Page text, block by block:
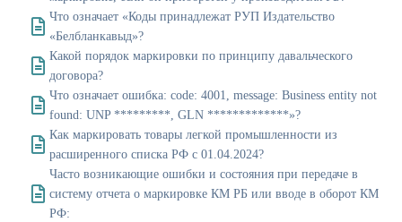
Что означает «Коды принадлежат РУП Издательство
«Белбланкавыд»?
Какой порядок маркировки по принципу давальческого
договора?
Что означает ошибка: code: 4001, message: Business entity not
found: UNP *********, GLN *************»?
Как маркировать товары легкой промышленности из
расширенного списка РФ с 01.04.2024?
Часто возникающие ошибки и состояния при передаче в
систему отчета о маркировке КМ РБ или вводе в оборот КМ
РФ: